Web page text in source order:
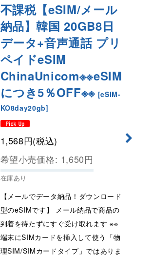
不課税【eSIM/メール
納品】韓国 20GB8日
データ+音声通話 プリ
ペイドeSIM
ChinaUnicom※※eSIM
につき5％OFF※※ [eSIM-
KO8day20gb]
1,568円(税込)
希望小売価格: 1,650円
在庫あり
【メールでデータ納品！ダウンロード
型のeSIMです】 メール納品で商品の
到着を待たずにすぐ受け取れます ※※
端末にSIMカードを挿入して使う「物
理SIM/SIMカードタイプ」ではありま